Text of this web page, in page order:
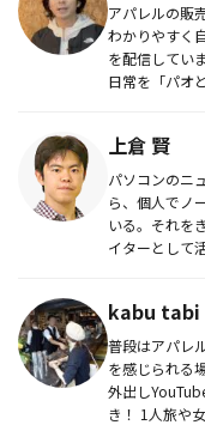
アパレルの販
わかりやすく
を配信してい
日常を「パオ
上倉 賢
パソコンのニ
ら、個人でノ
いる。それを
イターとして
kabu tabi
普段はアパレル業
を感じられる
外出しYouTubeでシェ
き！ 1人旅